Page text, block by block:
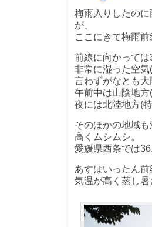
梅雨入りしたの
が、
ここにきて梅雨
前線に向かっては
非常に湿った空
言わずがなとも
午前中は山陰地
夜には北陸地方(
そのほかの地域
高くムシムシ。
愛媛県西条では
あすはいったん
気温が高く蒸し